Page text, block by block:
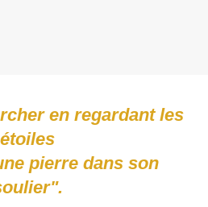
en regardant les
étoiles
pierre dans son